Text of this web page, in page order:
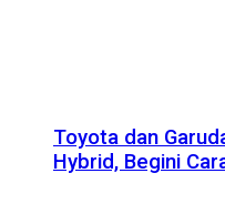
Toyota dan
Hybrid, Begini